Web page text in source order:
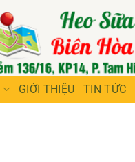
GIỚI THIỆU TIN TỨC